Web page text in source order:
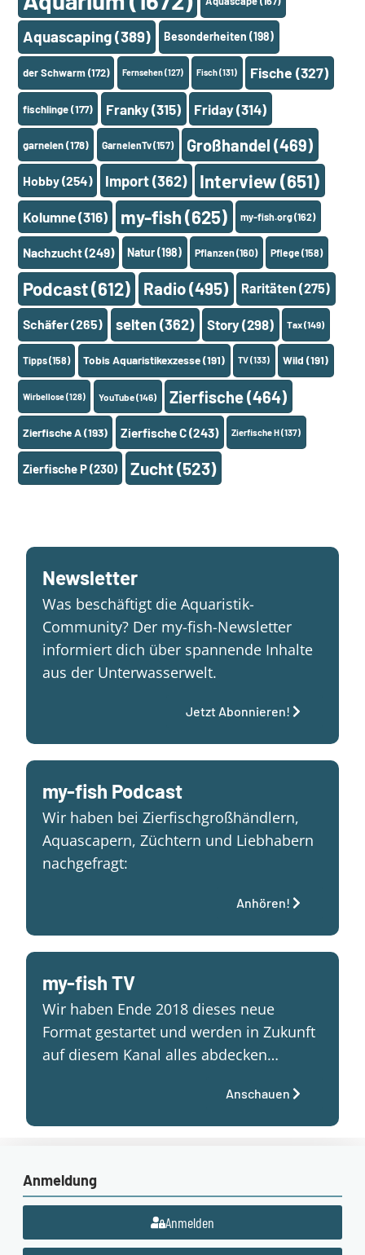
Aquascaping(389) Besonderheiten (198)
der Schwarm(172) Fernsehen(127) Fisch(131) Fische (327)
fischlinge(177) Franky(315) Friday(314)
garnelen(178) GarnelenTv(157) Großhandel (469)
Hobby(254) Import(362) Interview(651)
Kolumne(316) my-fish(625) my-fish.org(162)
Nachzucht(249) Natur(198) Pflanzen(160) Pflege(158)
Podcast(612) Radio(495) Raritäten (275)
Schäfer(265) selten (362) Story (298) Tax(149)
Tipps(158) Tobis Aquaristikexzesse(191) TV(133) Wild (191)
Wirbellose(128) YouTube(146) Zierfische(464)
Zierfische A(193) Zierfische C(243) Zierfische H(137)
Zierfische P(230) Zucht(523)
Newsletter
Was beschäftigt die Aquaristik-
Community? Der my-fish-Newsletter
informiert dich über spannende Inhalte
aus der Unterwasserwelt.
Jetzt Abonnieren!
my-fish Podcast
Wir haben bei Zierfischgroßhändlern,
Aquascapern, Züchtern und Liebhabern
nachgefragt:
Anhören!
my-fish TV
Wir haben Ende 2018 dieses neue
Format gestartet und werden in Zukunft
auf diesem Kanal alles abdecken…
Anschauen
Anmeldung
Anmelden